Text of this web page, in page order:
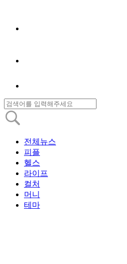
전체뉴스
피플
헬스
라이프
컬처
머니
테마